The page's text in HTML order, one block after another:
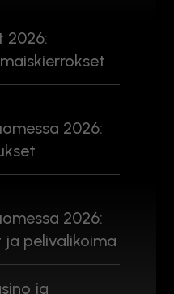
2026:
2026:
2026:
pelivalikoima
ja